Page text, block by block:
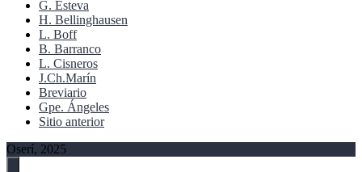
G. Esteva
H. Bellinghausen
L. Boff
B. Barranco
L. Cisneros
J.Ch.Marín
Breviario
Gpe. Ángeles
Sitio anterior
Oserí, 2025